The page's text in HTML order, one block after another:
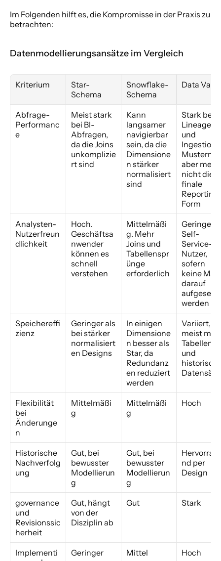
Im Folgenden hilft es, die Kompromisse in der Praxis zu
betrachten:
Datenmodellierungsansätze im Vergleich
Kriterium
Star-
Schema
Snowflake-
Schema
Data Vault
Abfrage-
Performanc
e
Meist stark
bei BI-
Abfragen,
da die Joins
unkomplizie
rt sind
Kann
langsamer
navigierbar
sein, da die
Dimensione
n stärker
normalisiert
sind
Stark bei
Lineage-
und
Ingestion-
Mustern,
aber meist
nicht die
finale
Form
Analysten-
Nutzerfreun
dlichkeit
Hoch.
Geschäftsa
nwender
können es
schnell
verstehen
Mittelmäßi
g. Mehr
Joins und
Tabellenspr
ünge
erforderlich
Geringer
Self-
Service-
Nutzer,
sofern
keine
darauf
aufgesetzt
werden
Speichereffi
zienz
Geringer als
bei stärker
normalisiert
en Designs
In einigen
Dimensione
n besser als
Star, da
Redundanz
en reduziert
werden
Variiert,
meist
Tabellen
und
Flexibilität
bei
Änderunge
n
Mittelmäßi
g
Mittelmäßi
g
Hoch
Historische
Nachverfolg
ung
Gut, bei
bewusster
Modellierun
g
Gut, bei
bewusster
Modellierun
g
nd per
Design
governance
und
Revisionssic
herheit
Gut, hängt
von der
Disziplin ab
Gut Stark
Implementi
Geringer Mittel Hoch